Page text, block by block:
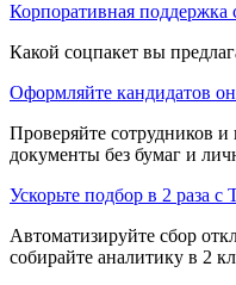
Корпоративная поддержка
Какой соцпакет вы
Оформляйте кандидатов
Проверяйте сотрудников
документы без бумаг и
Ускорьте подбор в 2 раза с
Автоматизируйте сбор
собирайте аналитику в 2